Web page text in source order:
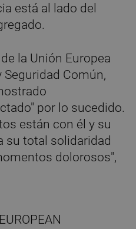
está al lado del
la Unión Europea
Seguridad Común,
por lo sucedido.
están con él y su
su total solidaridad
dolorosos",